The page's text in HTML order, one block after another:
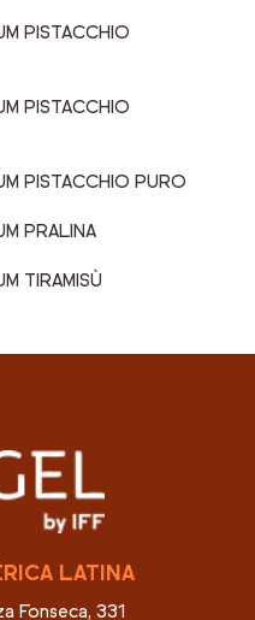
PISTACCHIO
PISTACCHIO
PISTACCHIO PURO
PRALINA
TIRAMISÙ
LATINA
Fonseca, 331